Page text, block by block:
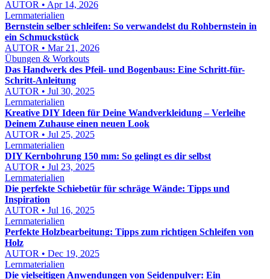
AUTOR • Apr 14, 2026
Lernmaterialien
Bernstein selber schleifen: So verwandelst du Rohbernstein in
ein Schmuckstück
AUTOR • Mar 21, 2026
Übungen & Workouts
Das Handwerk des Pfeil- und Bogenbaus: Eine Schritt-für-
Schritt-Anleitung
AUTOR • Jul 30, 2025
Lernmaterialien
Kreative DIY Ideen für Deine Wandverkleidung – Verleihe
Deinem Zuhause einen neuen Look
AUTOR • Jul 25, 2025
Lernmaterialien
DIY Kernbohrung 150 mm: So gelingt es dir selbst
AUTOR • Jul 23, 2025
Lernmaterialien
Die perfekte Schiebetür für schräge Wände: Tipps und
Inspiration
AUTOR • Jul 16, 2025
Lernmaterialien
Perfekte Holzbearbeitung: Tipps zum richtigen Schleifen von
Holz
AUTOR • Dec 19, 2025
Lernmaterialien
Die vielseitigen Anwendungen von Seidenpulver: Ein